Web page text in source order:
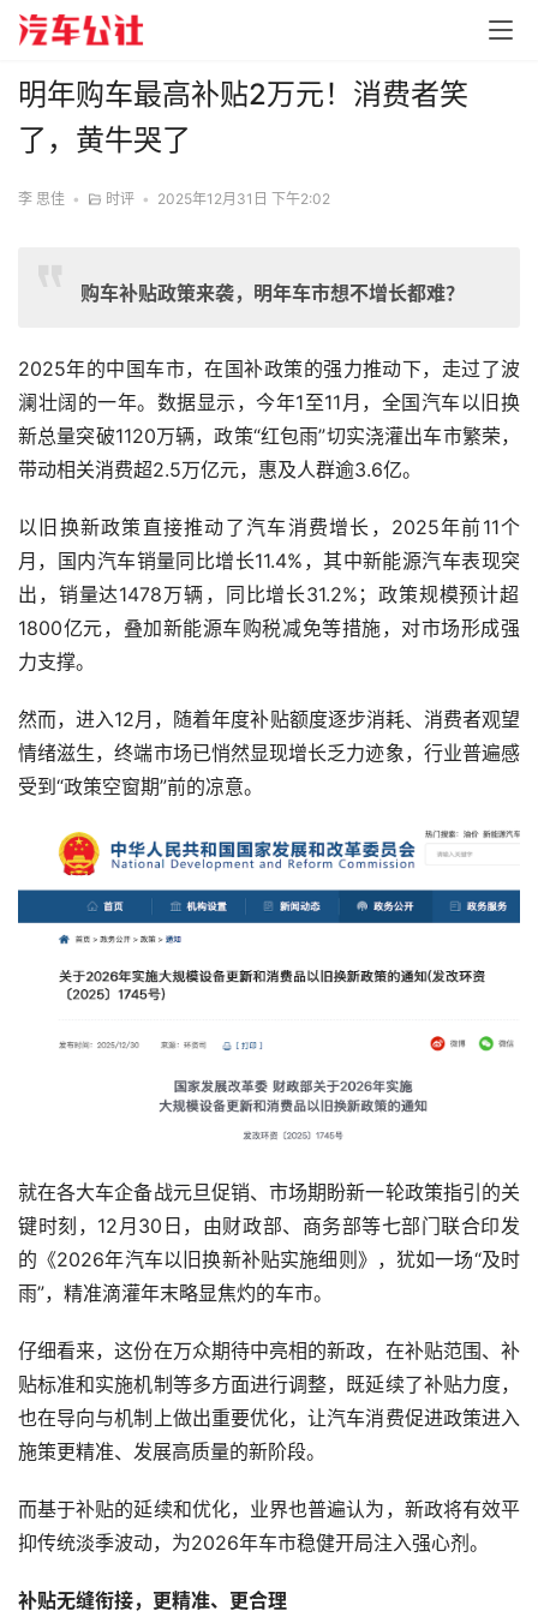
明年购车最高补贴2万元！消费者笑
了，黄牛哭了
李 思佳 • 时评 • 2025年12月31日 下午2:02
购车补贴政策来袭，明年车市想不增长都难？
2025年的中国车市，在国补政策的强力推动下，走过了波
澜壮阔的一年。数据显示，今年1至11月，全国汽车以旧换
新总量突破1120万辆，政策“红包雨”切实浇灌出车市繁荣，
带动相关消费超2.5万亿元，惠及人群逾3.6亿。
以旧换新政策直接推动了汽车消费增长，2025年前11个
月，国内汽车销量同比增长‌11.4%‌，其中新能源汽车表现突
出，销量达‌1478万辆‌，同比增长‌31.2%‌；政策规模预计超‌
1800亿元‌，叠加新能源车购税减免等措施，对市场形成强
然而，进入12月，随着年度补贴额度逐步消耗、消费者观望
情绪滋生，终端市场已悄然显现增长乏力迹象，行业普遍感
受到“政策空窗期”前的凉意。
就在各大车企备战元旦促销、市场期盼新一轮政策指引的关
键时刻，12月30日，由财政部、商务部等七部门联合印发
的《2026年汽车以旧换新补贴实施细则》，犹如一场“及时
雨”，精准滴灌年末略显焦灼的车市。
仔细看来，这份在万众期待中亮相的新政，在补贴范围、补
贴标准和实施机制等多方面进行调整，既延续了补贴力度，
也在导向与机制上做出重要优化，让汽车消费促进政策进入
施策更精准、发展高质量的新阶段。
而基于补贴的延续和优化，业界也普遍认为，新政将有效平
抑传统淡季波动，为2026年车市稳健开局注入强心剂。
补贴无缝衔接，更精准、更合理